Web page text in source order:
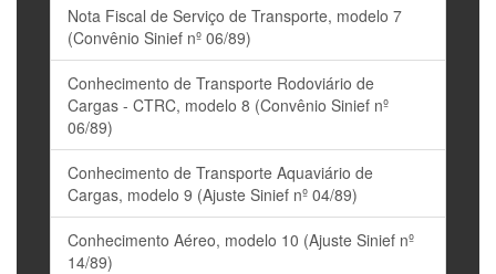
Nota Fiscal de Serviço de Transporte, modelo 7
(Convênio Sinief nº 06/89)
Conhecimento de Transporte Rodoviário de
Cargas - CTRC, modelo 8 (Convênio Sinief nº
06/89)
Conhecimento de Transporte Aquaviário de
Cargas, modelo 9 (Ajuste Sinief nº 04/89)
Conhecimento Aéreo, modelo 10 (Ajuste Sinief nº
14/89)